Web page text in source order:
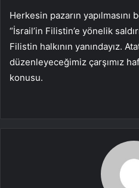
Herkesin pazarın
“İsrail’in Filistin’e yönelik
Filistin halkının yanındayız.
düzenleyeceğimiz çarşımız
konusu.